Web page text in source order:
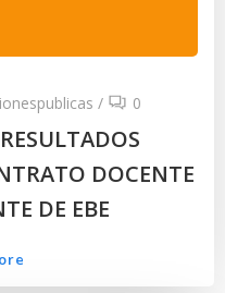
/ 0
DOCENTE
DE EBE